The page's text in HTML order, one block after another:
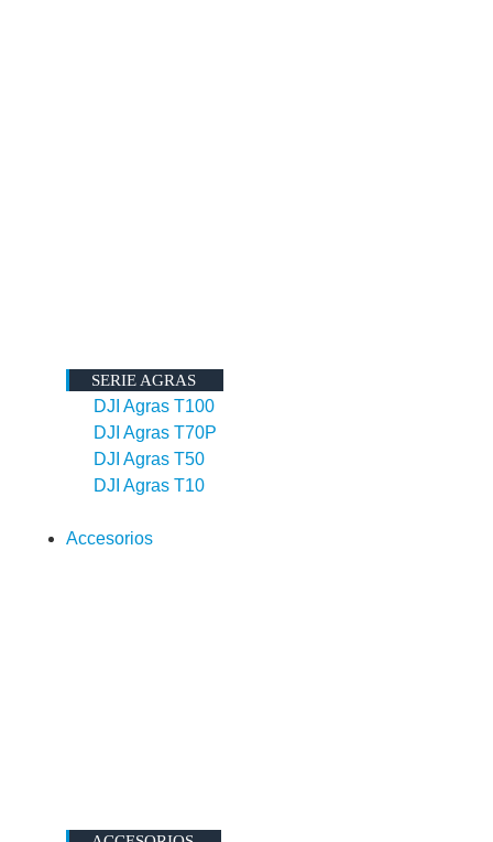
SERIE AGRAS
DJI Agras T100
DJI Agras T70P
DJI Agras T50
DJI Agras T10
Accesorios